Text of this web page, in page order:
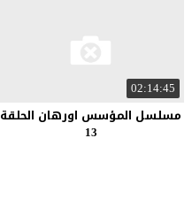
02:14:45
مسلسل المؤسس اورهان الحلقة
13